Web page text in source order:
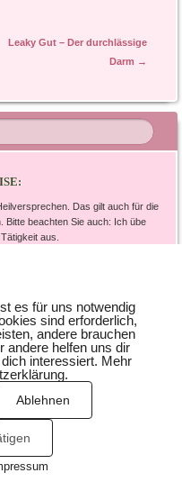
Leaky Gut – Der durchlässige
Darm →
Das gilt auch für die
Bitte beachten Sie auch: Ich übe
aus.
Bouquet von
es für uns notwendig
sind erforderlich,
andere brauchen
andere helfen uns dir
interessiert. Mehr
Ablehnen